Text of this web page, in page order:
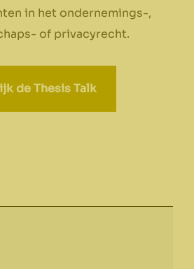
in het ondernemings-,
of privacyrecht.
de Thesis Talk